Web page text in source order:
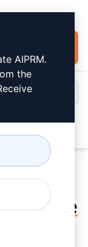
Claude
AIPRM.
the